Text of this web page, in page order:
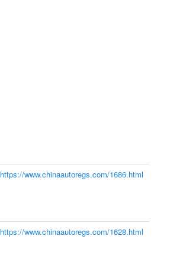
https://www.chinaautoregs.com/1686.html
https://www.chinaautoregs.com/1628.html